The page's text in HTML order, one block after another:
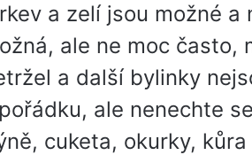
a zelí jsou možné
ale ne moc často,
a další bylinky
ale nenechte
cuketa, okurky,